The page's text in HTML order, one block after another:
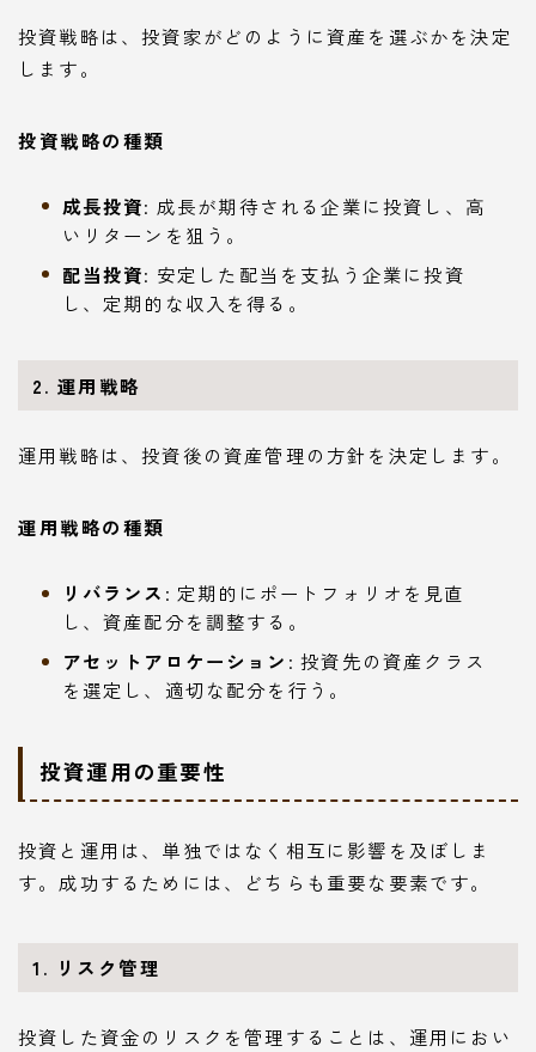
投資戦略は、投資家がどのように資産を選ぶかを決定
します。
投資戦略の種類
成長投資: 成長が期待される企業に投資し、高
いリターンを狙う。
配当投資: 安定した配当を支払う企業に投資
し、定期的な収入を得る。
2. 運用戦略
運用戦略は、投資後の資産管理の方針を決定します。
運用戦略の種類
リバランス : 定期的にポートフォリオを見直
し、資産配分を調整する。
アセットアロケーション : 投資先の資産クラス
を選定し、適切な配分を行う。
投資運用の重要性
投資と運用は、単独ではなく相互に影響を及ぼしま
す。成功するためには、どちらも重要な要素です。
1. リスク管理
投資した資金のリスクを管理することは、運用におい